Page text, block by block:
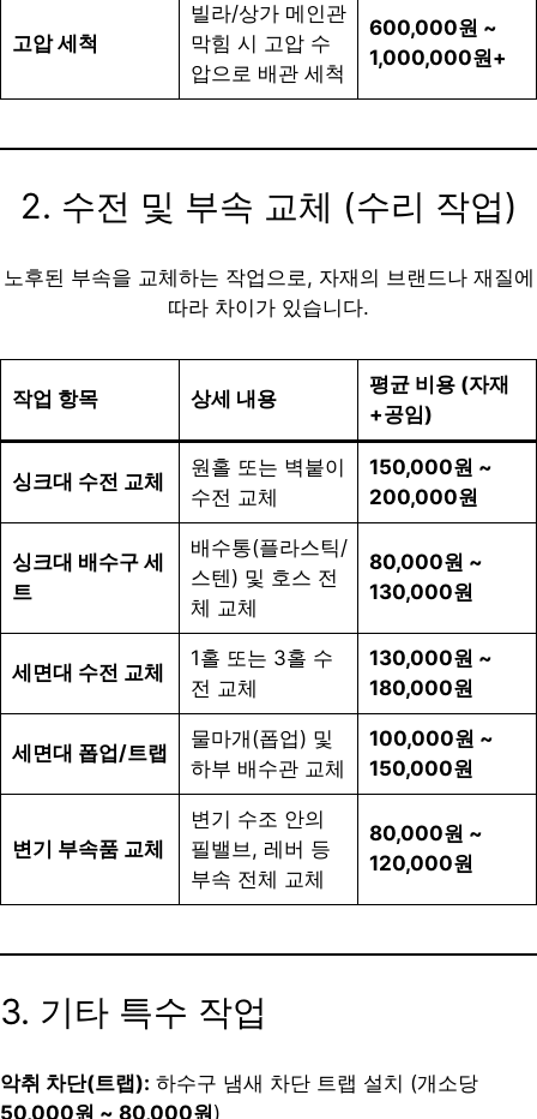
고압 세척
빌라/상가 메인관
막힘 시 고압 수
압으로 배관 세척
600,000원 ~
1,000,000원+
2. 수전 및 부속 교체 (수리 작업)
노후된 부속을 교체하는 작업으로, 자재의 브랜드나 재질에
따라 차이가 있습니다.
작업 항목 상세 내용
평균 비용 (자재
+공임)
싱크대 수전 교체
원홀 또는 벽붙이
수전 교체
150,000원 ~
200,000원
싱크대 배수구 세
트
배수통(플라스틱/
스텐) 및 호스 전
체 교체
80,000원 ~
130,000원
세면대 수전 교체
1홀 또는 3홀 수
전 교체
130,000원 ~
180,000원
세면대 폽업/트랩
물마개(폽업) 및
하부 배수관 교체
100,000원 ~
150,000원
변기 부속품 교체
변기 수조 안의
필밸브, 레버 등
부속 전체 교체
80,000원 ~
120,000원
3. 기타 특수 작업
악취 차단(트랩): 하수구 냄새 차단 트랩 설치 (개소당
50,000원 ~ 80,000원 )